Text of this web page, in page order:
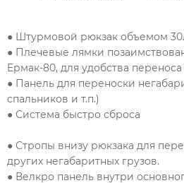
● Штурмовой рюкзак объемом
● Плечевые лямки
Ермак-80, для удобства
● Панель для переноски
спальников и т.п.)
● Система быстро сброса
● Стропы внизу рюкзака для
других негабаритных грузов.
● Велкро панель внутри